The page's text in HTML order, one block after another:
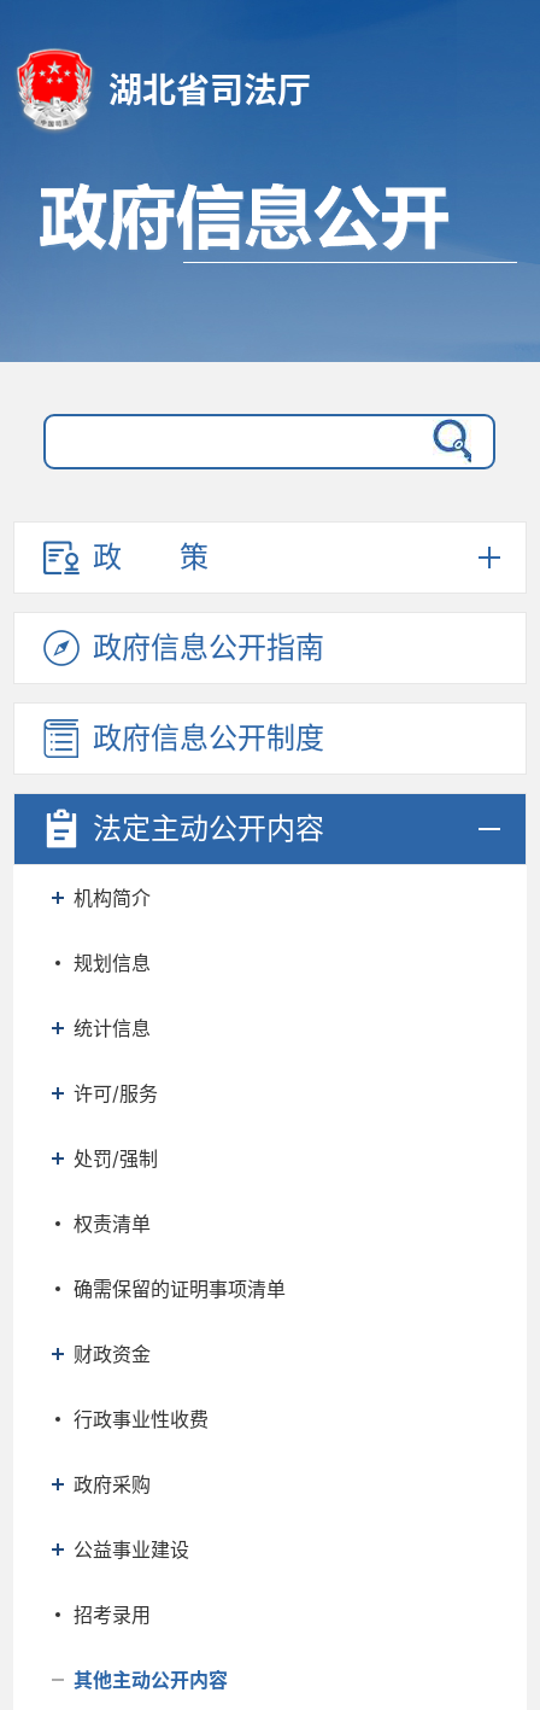
湖北省司法厅
政策
政府信息公开指南
政府信息公开制度
法定主动公开内容
机构简介
规划信息
统计信息
许可/服务
处罚/强制
权责清单
确需保留的证明事项清单
财政资金
行政事业性收费
政府采购
公益事业建设
招考录用
其他主动公开内容